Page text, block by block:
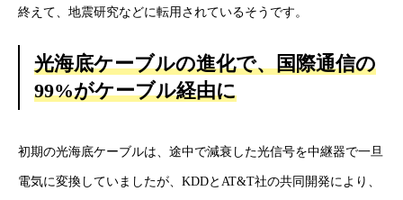
個人情報保護方針
情報セキュリティ基本方針
終えて、地震研究などに転用されているそうです。
光海底ケーブルの進化で、国際通信の
99%がケーブル経由に
初期の光海底ケーブルは、途中で減衰した光信号を中継器で一旦
電気に変換していましたが、KDDとAT&T社の共同開発により、